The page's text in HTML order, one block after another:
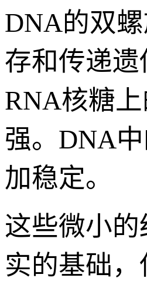
DNA的双
存和传递
RNA核糖
强。DNA
加稳定。
这些微小
实的基础